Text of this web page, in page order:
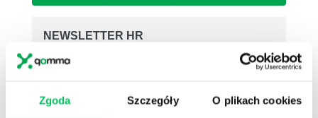
Zgoda Szczegóły O plikach cookies
NEWSLETTER HR
narzędziowy newsletter
dla praktyków HR
. Rozwijaj się z partnerem,